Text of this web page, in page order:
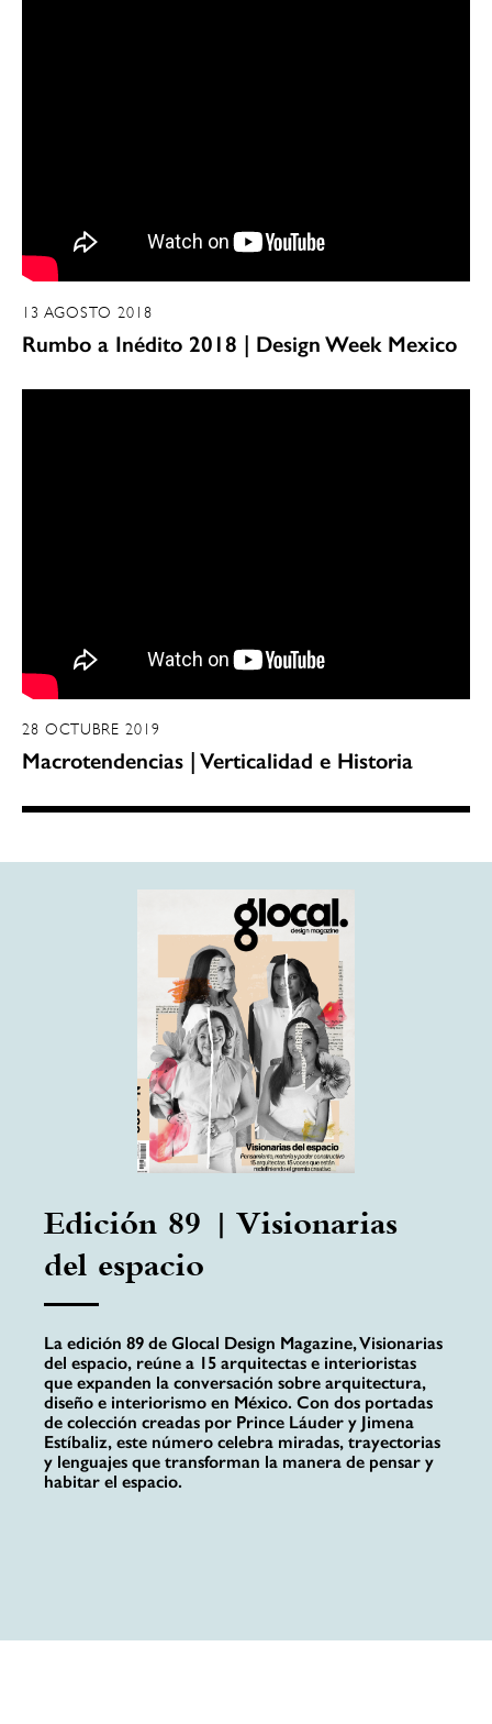
13 AGOSTO 2018
Rumbo a Inédito 2018 | Design Week Mexico
28 OCTUBRE 2019
Macrotendencias | Verticalidad e Historia
Edición 89 | Visionarias
del espacio
La edición 89 de Glocal Design Magazine, Visionarias
del espacio, reúne a 15 arquitectas e interioristas
que expanden la conversación sobre arquitectura,
diseño e interiorismo en México. Con dos portadas
de colección creadas por Prince Láuder y Jimena
Estíbaliz, este número celebra miradas, trayectorias
y lenguajes que transforman la manera de pensar y
habitar el espacio.